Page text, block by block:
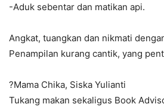
-Aduk sebentar dan matikan api.
Angkat, tuangkan dan nikmati
Penampilan kurang cantik, yang
?Mama Chika, Siska Yulianti
Tukang makan sekaligus Book